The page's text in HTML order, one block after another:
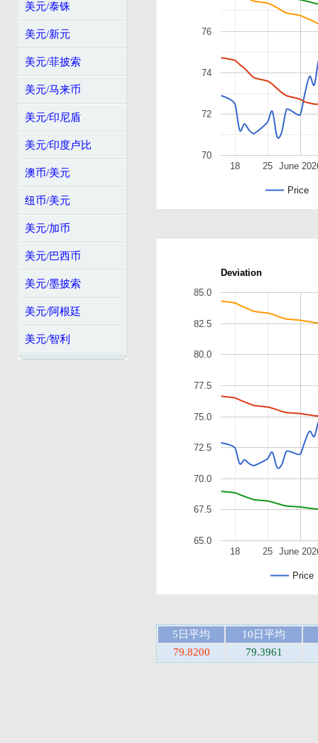
美元/泰铢
美元/新元
美元/菲披索
美元/马来币
美元/印尼盾
美元/印度卢比
澳币/美元
纽币/美元
美元/加币
美元/巴西币
美元/墨披索
美元/阿根廷
美元/智利
Price
June
18 25
70
72
74
76
Deviation
Price
June
18 25
65.0
67.5
70.0
72.5
75.0
77.5
80.0
82.5
85.0
5日平均
10日平均
79.8200
79.3961